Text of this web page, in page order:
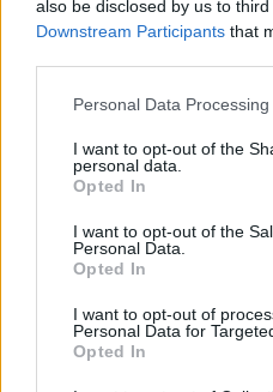
also be disclosed by us to
Downstream Participants that
Personal Data
I want to opt-out of the
personal data.
Opted In
I want to opt-out of the
Personal Data.
Opted In
I want to opt-out of
Personal Data for
Opted In
2021-12-27
GARANZIA DEL
DEL 17 MARZO 2020 N. 18
Banca del Mezzogiorno
43.649 euro
esenzioni fiscali e
seguito della crisi economica
agenzia delle entrate
8.990 euro